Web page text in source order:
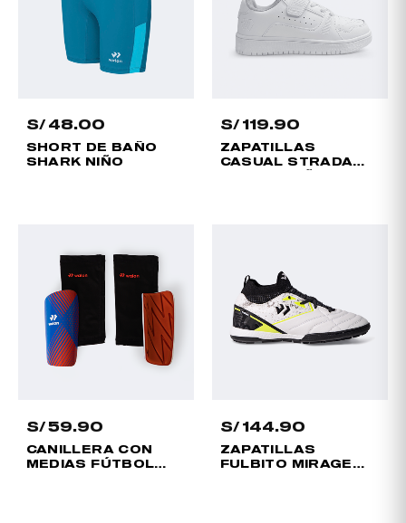
Producto
S/ 48.00
SHORT DE BAÑO
SHARK NIÑO
S/ 119.90
ZAPATILLAS
CASUAL STRADA
S/ 59.90
CANILLERA CON
MEDIAS FÚTBOL
S/ 144.90
ZAPATILLAS
FULBITO MIRAGE